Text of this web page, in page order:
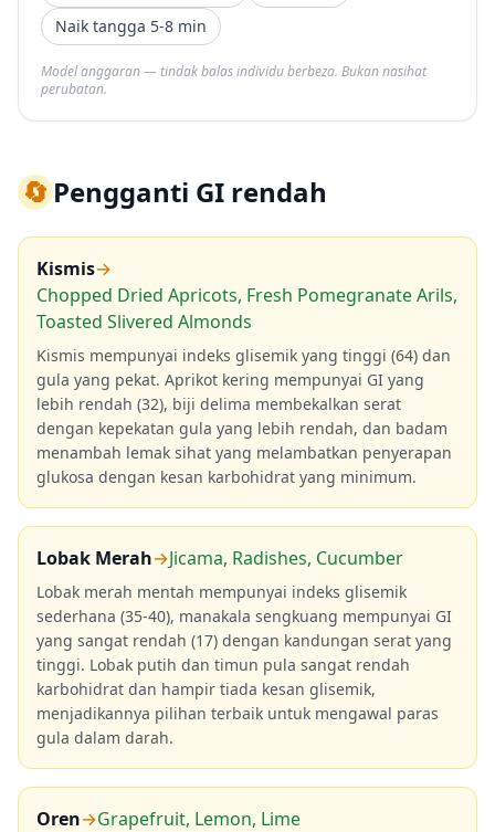
Naik tangga 5-8 min
Model anggaran — tindak balas individu berbeza. Bukan nasihat
perubatan.
🔄Pengganti GI rendah
Kismis→
Chopped Dried Apricots, Fresh Pomegranate Arils,
Toasted Slivered Almonds
Kismis mempunyai indeks glisemik yang tinggi (64) dan
gula yang pekat. Aprikot kering mempunyai GI yang
lebih rendah (32), biji delima membekalkan serat
dengan kepekatan gula yang lebih rendah, dan badam
menambah lemak sihat yang melambatkan penyerapan
glukosa dengan kesan karbohidrat yang minimum.
Lobak Merah→Jicama, Radishes, Cucumber
Lobak merah mentah mempunyai indeks glisemik
sederhana (35-40), manakala sengkuang mempunyai GI
yang sangat rendah (17) dengan kandungan serat yang
tinggi. Lobak putih dan timun pula sangat rendah
karbohidrat dan hampir tiada kesan glisemik,
menjadikannya pilihan terbaik untuk mengawal paras
gula dalam darah.
Oren→Grapefruit, Lemon, Lime